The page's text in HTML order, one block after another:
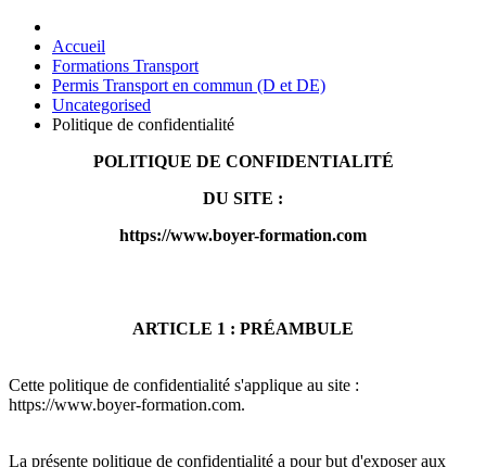
Accueil
Formations Transport
Permis Transport en commun (D et DE)
Uncategorised
Politique de confidentialité
POLITIQUE DE CONFIDENTIALITÉ
DU SITE :
https://www.boyer-formation.com
ARTICLE 1 : PRÉAMBULE
Cette politique de confidentialité s'applique au site :
https://www.boyer-formation.com.
La présente politique de confidentialité a pour but d'exposer aux